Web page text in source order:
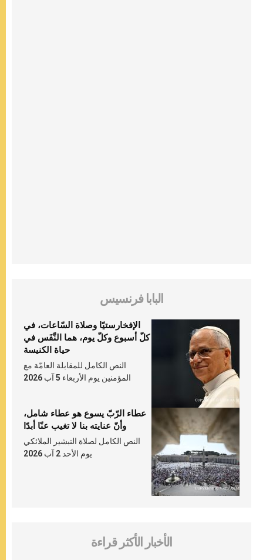
البابا فرنسيس
الإفخارستيّا وصلاة السّاعات، في
كلّ أسبوع وكلّ يوم، هما النَّفَس في
حياة الكنيسة
النص الكامل للمقابلة العامّة مع
المؤمنين يوم الأربعاء 5 آب 2026
عطاء الرّبّ يسوع هو عطاء شامل،
وأنّ عنايته بنا لا تغيب عنّا أبدًا
النص الكامل لصلاة التبشير الملائكي
يوم الأحد 2 آب 2026
الأخبار الأكثر قراءة